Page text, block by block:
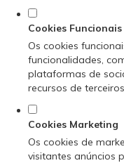
Cookies Funcionais
Os cookies
funcionalidades,
plataformas de
recursos de
Cookies Marketing
Os cookies de
visitantes anúncios